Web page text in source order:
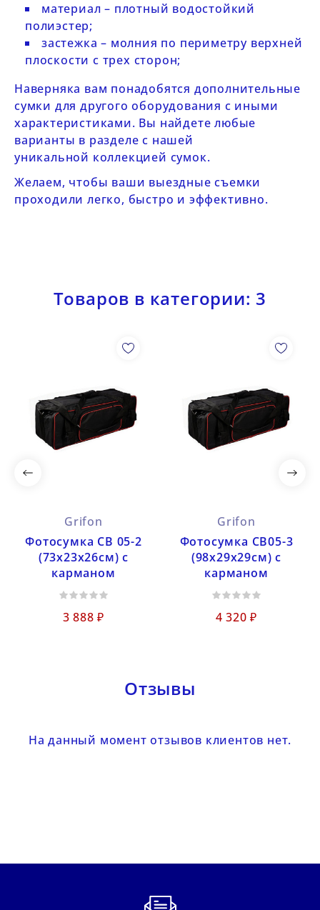
материал – плотный водостойкий
полиэстер;
застежка – молния по периметру верхней
плоскости с трех сторон;
Наверняка вам понадобятся дополнительные
сумки для другого оборудования с иными
характеристиками. Вы найдете любые
варианты в разделе с нашей
уникальной коллекцией сумок.
Желаем, чтобы ваши выездные съемки
проходили легко, быстро и эффективно.
Товаров в категории: 3
Grifon
Фотосумка СВ 05-2
(73х23х26см) с
карманом
3 888 ₽
Grifon
Фотосумка СВ05-3
(98х29х29см) с
карманом
4 320 ₽
Отзывы
На данный момент отзывов клиентов нет.